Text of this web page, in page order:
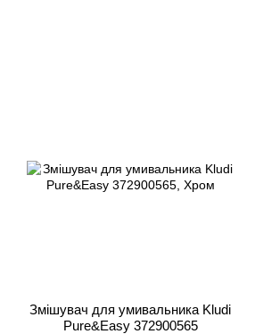
Змішувач для умивальника Kludi
Pure&Easy 372900565